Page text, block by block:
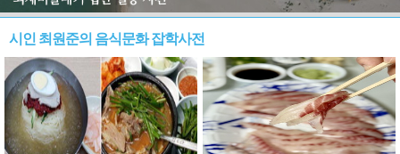
시인 최원준의 음식문화 잡학사전